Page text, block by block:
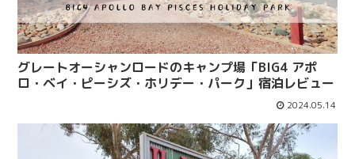
グレートオーシャンロードのキャンプ場「BIG4 アポ
ロ・ベイ・ピーシズ・ホリデー・パーク」宿泊レビュー
2024.05.14